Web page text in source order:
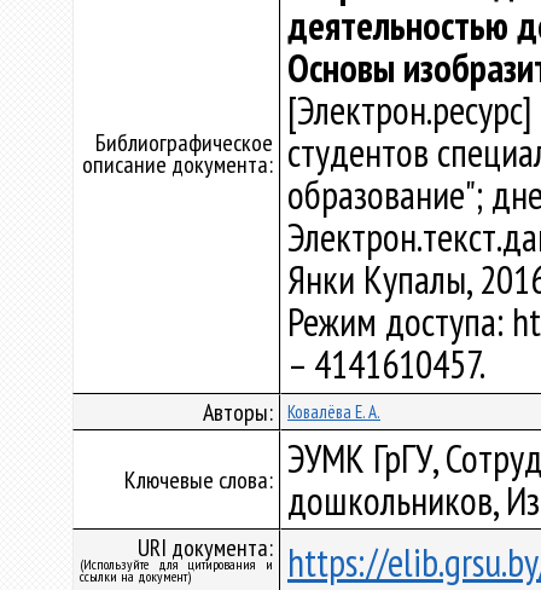
Библиографическое
описание документа:
деятельностью
Основы
студентов
образование";
Янки Купалы,
Режим доступа:
– 4141610457.
Авторы: Ковалёва Е. А.
Ключевые слова: ЭУМК ГрГУ,
дошкольников,
URI документа:
(Используйте для цитирования и
ссылки на документ) https://